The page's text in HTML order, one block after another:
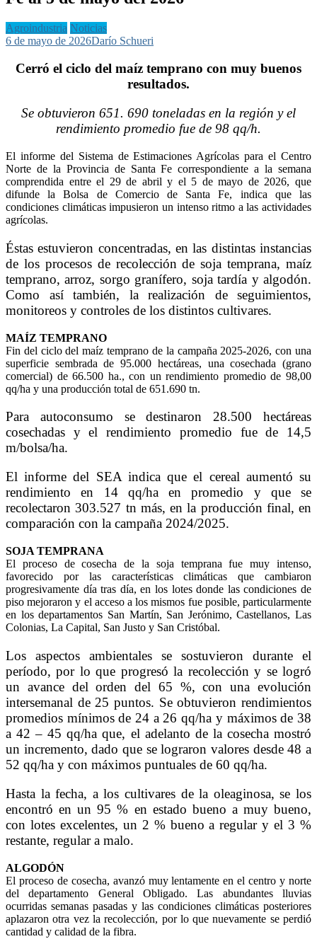
Agroindustria Noticias
6 de mayo de 2026Darío Schueri
Cerró el ciclo del maíz temprano con muy buenos
resultados.
Se obtuvieron 651. 690 toneladas en la región y el
rendimiento promedio fue de 98 qq/h.
El informe del Sistema de Estimaciones Agrícolas para el Centro
Norte de la Provincia de Santa Fe correspondiente a la semana
comprendida entre el 29 de abril y el 5 de mayo de 2026, que
difunde la Bolsa de Comercio de Santa Fe, indica que las
condiciones climáticas impusieron un intenso ritmo a las actividades
agrícolas.
Éstas estuvieron concentradas, en las distintas instancias
de los procesos de recolección de soja temprana, maíz
temprano, arroz, sorgo granífero, soja tardía y algodón.
Como así también, la realización de seguimientos,
monitoreos y controles de los distintos cultivares.
MAÍZ TEMPRANO
Fin del ciclo del maíz temprano de la campaña 2025-2026, con una
superficie sembrada de 95.000 hectáreas, una cosechada (grano
comercial) de 66.500 ha., con un rendimiento promedio de 98,00
qq/ha y una producción total de 651.690 tn.
Para autoconsumo se destinaron 28.500 hectáreas
cosechadas y el rendimiento promedio fue de 14,5
m/bolsa/ha.
El informe del SEA indica que el cereal aumentó su
rendimiento en 14 qq/ha en promedio y que se
recolectaron 303.527 tn más, en la producción final, en
comparación con la campaña 2024/2025.
SOJA TEMPRANA
El proceso de cosecha de la soja temprana fue muy intenso,
favorecido por las características climáticas que cambiaron
progresivamente día tras día, en los lotes donde las condiciones de
piso mejoraron y el acceso a los mismos fue posible, particularmente
en los departamentos San Martín, San Jerónimo, Castellanos, Las
Colonias, La Capital, San Justo y San Cristóbal.
Los aspectos ambientales se sostuvieron durante el
período, por lo que progresó la recolección y se logró
un avance del orden del 65 %, con una evolución
intersemanal de 25 puntos. Se obtuvieron rendimientos
promedios mínimos de 24 a 26 qq/ha y máximos de 38
a 42 – 45 qq/ha que, el adelanto de la cosecha mostró
un incremento, dado que se lograron valores desde 48 a
52 qq/ha y con máximos puntuales de 60 qq/ha.
Hasta la fecha, a los cultivares de la oleaginosa, se los
encontró en un 95 % en estado bueno a muy bueno,
con lotes excelentes, un 2 % bueno a regular y el 3 %
restante, regular a malo.
ALGODÓN
El proceso de cosecha, avanzó muy lentamente en el centro y norte
del departamento General Obligado. Las abundantes lluvias
ocurridas semanas pasadas y las condiciones climáticas posteriores
aplazaron otra vez la recolección, por lo que nuevamente se perdió
cantidad y calidad de la fibra.